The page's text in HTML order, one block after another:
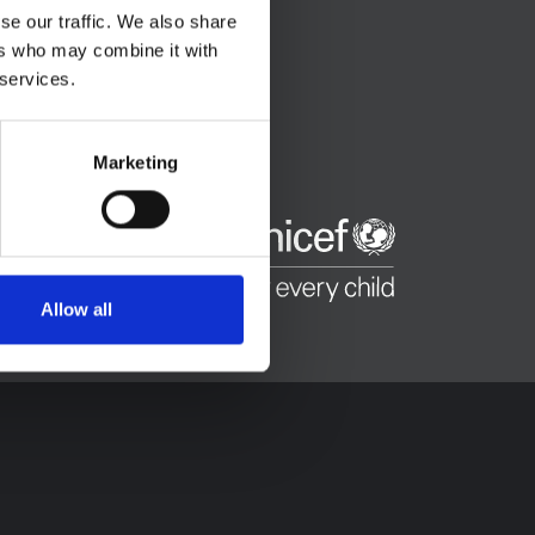
our traffic. We also share
who may combine it with
Marketing
Allow all
l'UNICEF